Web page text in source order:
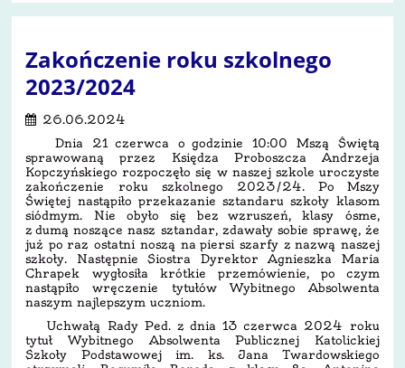
Zakończenie roku szkolnego
2023/2024
26.06.2024
Dnia 21 czerwca o godzinie 10:00 Mszą Świętą
sprawowaną przez Księdza Proboszcza Andrzeja
Kopczyńskiego rozpoczęło się w naszej szkole uroczyste
zakończenie roku szkolnego 2023/24. Po Mszy
Świętej nastąpiło przekazanie sztandaru szkoły klasom
siódmym. Nie obyło się bez wzruszeń, klasy ósme,
z dumą noszące nasz sztandar, zdawały sobie sprawę, że
już po raz ostatni noszą na piersi szarfy z nazwą naszej
szkoły. Następnie Siostra Dyrektor Agnieszka Maria
Chrapek wygłosiła krótkie przemówienie, po czym
nastąpiło wręczenie tytułów Wybitnego Absolwenta
naszym najlepszym uczniom.
Uchwałą Rady Ped. z dnia 13 czerwca 2024 roku
tytuł Wybitnego Absolwenta Publicznej Katolickiej
Szkoły Podstawowej im. ks. Jana Twardowskiego